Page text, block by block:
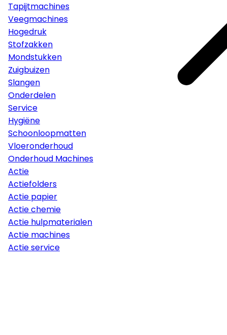
Tapijtmachines
Veegmachines
Hogedruk
Stofzakken
Mondstukken
Zuigbuizen
Slangen
Onderdelen
Service
Hygiëne
Schoonloopmatten
Vloeronderhoud
Onderhoud Machines
Actie
Actiefolders
Actie papier
Actie chemie
Actie hulpmaterialen
Actie machines
Actie service